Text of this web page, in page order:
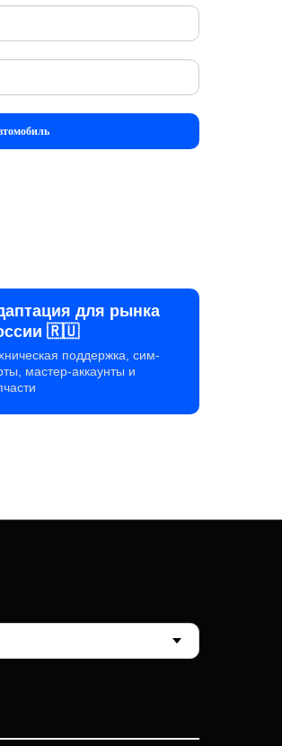
для рынка
🇷🇺
поддержка, сим-
мастер-аккаунты и